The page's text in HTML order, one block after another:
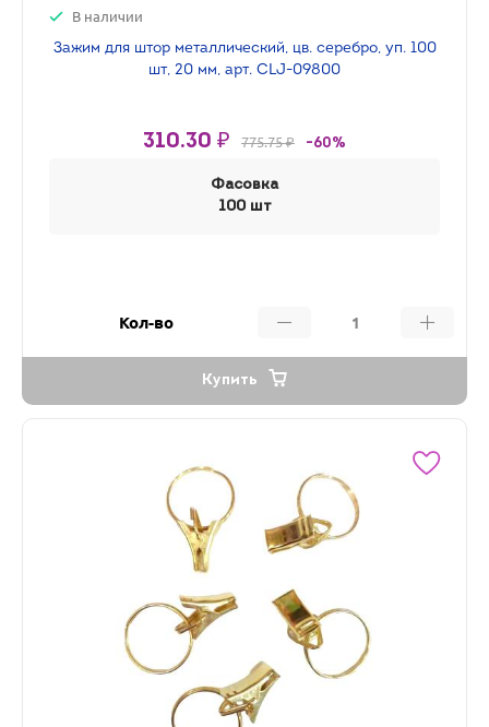
В наличии
Зажим для штор металлический, цв. серебро, уп. 100
шт, 20 мм, арт. CLJ-09800
310.30 ₽ 775.75 ₽ -60%
Фасовка
100 шт
Кол-во
Купить